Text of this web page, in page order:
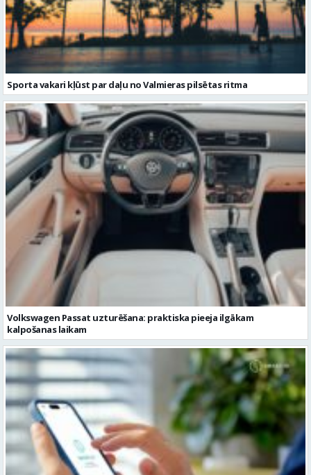
Sporta vakari kļūst par daļu no Valmieras pilsētas ritma
Volkswagen Passat uzturēšana: praktiska pieeja ilgākam
kalpošanas laikam